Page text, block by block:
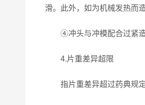
滑。此外，如为机械发热而
④冲头与冲模配合过紧造
4.片重差异超限
指片重差异超过药典规定